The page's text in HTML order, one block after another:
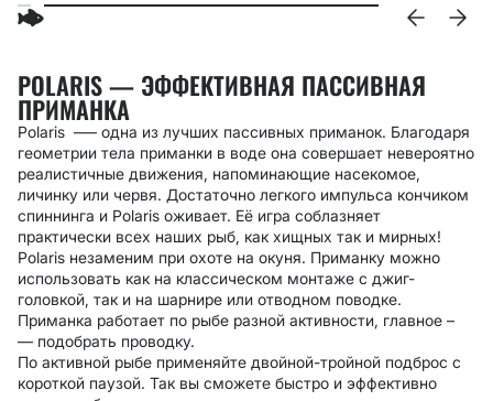
POLARIS — ЭФФЕКТИВНАЯ ПАССИВНАЯ
ПРИМАНКА
Polaris –— одна из лучших пассивных приманок. Благодаря
геометрии тела приманки в воде она совершает невероятно
реалистичные движения, напоминающие насекомое,
личинку или червя. Достаточно легкого импульса кончиком
спиннинга и Polaris оживает. Её игра соблазняет
практически всех наших рыб, как хищных так и мирных!
Polaris незаменим при охоте на окуня. Приманку можно
использовать как на классическом монтаже с джиг-
головкой, так и на шарнире или отводном поводке.
Приманка работает по рыбе разной активности, главное –
— подобрать проводку.
По активной рыбе применяйте двойной-тройной подброс с
короткой паузой. Так вы сможете быстро и эффективно